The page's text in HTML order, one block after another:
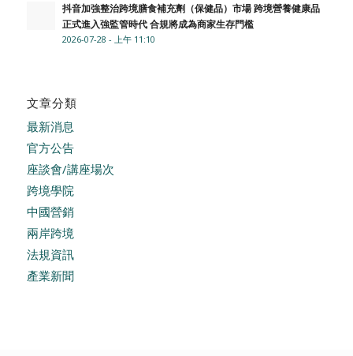
抖音加強整治跨境膳食補充劑（保健品）市場 跨境營養健康品
正式進入強監管時代 合規將成為商家生存門檻
2026-07-28 - 上午 11:10
文章分類
最新消息
官方公告
座談會/講座場次
跨境學院
中國營銷
兩岸跨境
法規資訊
產業新聞